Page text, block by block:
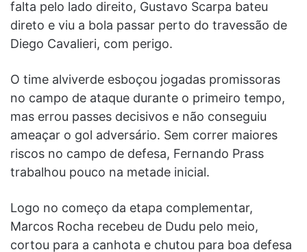
falta pelo lado direito, Gustavo Scarpa bateu
direto e viu a bola passar perto do travessão de
Diego Cavalieri, com perigo.
O time alviverde esboçou jogadas promissoras
no campo de ataque durante o primeiro tempo,
mas errou passes decisivos e não conseguiu
ameaçar o gol adversário. Sem correr maiores
riscos no campo de defesa, Fernando Prass
trabalhou pouco na metade inicial.
Logo no começo da etapa complementar,
Marcos Rocha recebeu de Dudu pelo meio,
cortou para a canhota e chutou para boa defesa